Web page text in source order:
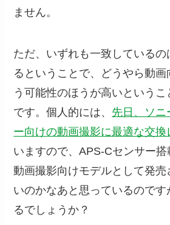
ません。
ただ、いずれも一致している
るということで、どうやら動
う可能性のほうが高いというこ
です。個人的には、 先日、ソニ
ー向けの動画撮影に最適な交換
いますので、APS-Cセンサー
動画撮影向けモデルとして発
いのかなあと思っているので
るでしょうか？